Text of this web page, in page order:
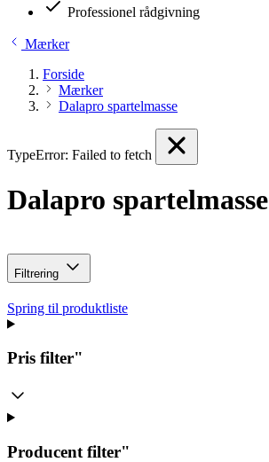
Professionel rådgivning
Mærker
Forside
Mærker
Dalapro spartelmasse
TypeError: Failed to fetch
Dalapro spartelmasse
Filtrering
Spring til produktliste
Pris filter"
Producent filter"